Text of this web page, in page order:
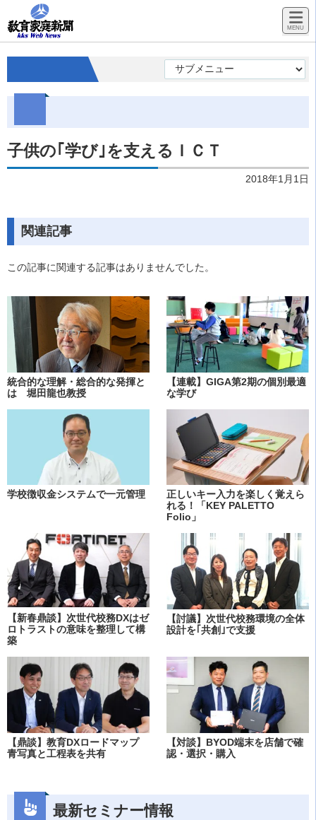
子供の｢学び｣を支えるＩＣＴ
2018年1月1日
関連記事
この記事に関連する記事はありませんでした。
統合的な理解・総合的な発揮と
は 堀田龍也教授
【連載】GIGA第2期の個別最適
な学び
学校徴収金システムで一元管理
正しいキー入力を楽しく覚えら
れる！「KEY PALETTO
Folio」
【新春鼎談】次世代校務DXはゼ
ロトラストの意味を整理して構
築
【討議】次世代校務環境の全体
設計を｢共創｣で支援
【鼎談】教育DXロードマップ
青写真と工程表を共有
【対談】BYOD端末を店舗で確
認・選択・購入
最新セミナー情報